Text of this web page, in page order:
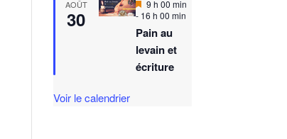
AOÛT
30
M
i
e
n
v
9 h 00 min
- 16 h 00 min
Pain au
levain et
écriture
Voir le calendrier